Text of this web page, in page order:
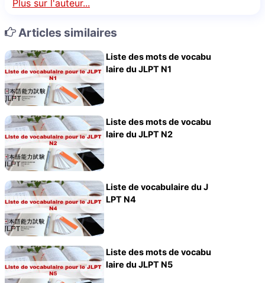
Plus sur l'auteur...
Articles similaires
Liste des mots de vocabu
laire du JLPT N1
Liste des mots de vocabu
laire du JLPT N2
Liste de vocabulaire du J
LPT N4
Liste des mots de vocabu
laire du JLPT N5